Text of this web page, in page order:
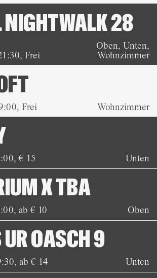
,Frei
NIGHTWALK 28
Oben, Unten,
Wohnzimmer
,Frei Wohnzimmer
,€ 15 Unten
, ab € 10
X TBA
Oben
, ab € 14
OASCH 9
Unten